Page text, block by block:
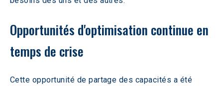
Opportunités d'optimisation continue en
temps de crise
Cette opportunité de partage des capacités a été